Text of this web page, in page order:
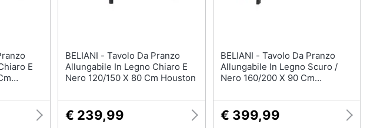
E
BELIANI - Tavolo Da Pranzo
Allungabile In Legno Chiaro E
Nero 120/150 X 80 Cm Houston
€ 239,99
BELIANI - Tavolo Da Pranzo
Allungabile In Legno Scuro /
Nero 160/200 X 90 Cm
€ 399,99